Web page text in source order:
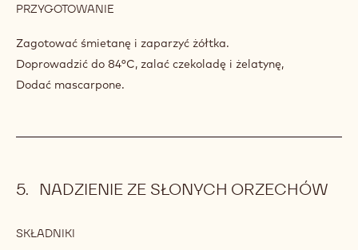
PRZYGOTOWANIE
GOLD
Zagotować śmietanę i zaparzyć żółtka.
Doprowadzić do 84°C, zalać czekoladę i żelatynę,
Dodać mascarpone.
NADZIENIE ZE SŁONYCH ORZECHÓW
SKŁADNIKI